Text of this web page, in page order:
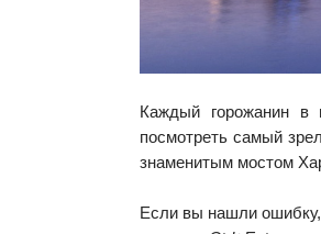
Каждый горожанин в
посмотреть самый
знаменитым мостом
Если вы нашли